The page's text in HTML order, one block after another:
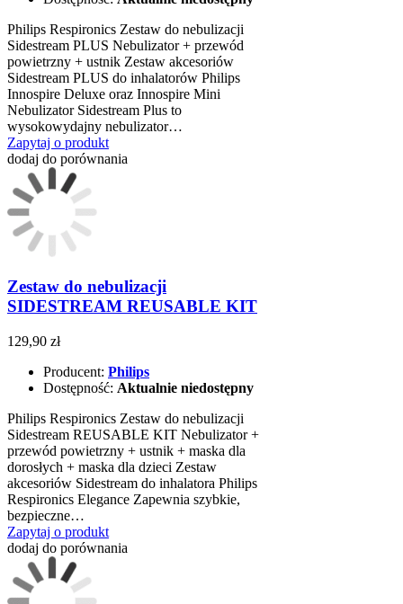
Philips Respironics Zestaw do nebulizacji
Sidestream PLUS Nebulizator + przewód
powietrzny + ustnik Zestaw akcesoriów
Sidestream PLUS do inhalatorów Philips
Innospire Deluxe oraz Innospire Mini
Nebulizator Sidestream Plus to
wysokowydajny nebulizator…
Zapytaj o produkt
dodaj do porównania
Zestaw do nebulizacji
SIDESTREAM REUSABLE KIT
129,90 zł
Producent: Philips
Dostępność: Aktualnie niedostępny
Philips Respironics Zestaw do nebulizacji
Sidestream REUSABLE KIT Nebulizator +
przewód powietrzny + ustnik + maska dla
dorosłych + maska dla dzieci Zestaw
akcesoriów Sidestream do inhalatora Philips
Respironics Elegance Zapewnia szybkie,
bezpieczne…
Zapytaj o produkt
dodaj do porównania